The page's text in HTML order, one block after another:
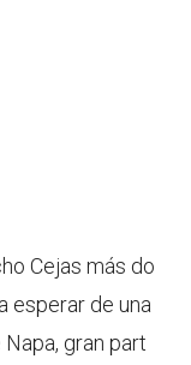
Cejas más do
esperar de una
gran part